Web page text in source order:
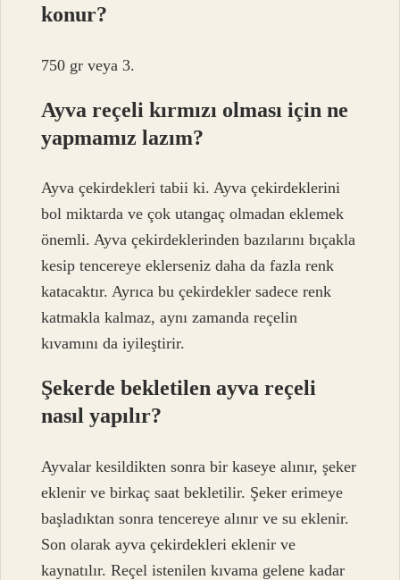
konur?
750 gr veya 3.
Ayva reçeli kırmızı olması için ne
yapmamız lazım?
Ayva çekirdekleri tabii ki. Ayva çekirdeklerini
bol miktarda ve çok utangaç olmadan eklemek
önemli. Ayva çekirdeklerinden bazılarını bıçakla
kesip tencereye eklerseniz daha da fazla renk
katacaktır. Ayrıca bu çekirdekler sadece renk
katmakla kalmaz, aynı zamanda reçelin
kıvamını da iyileştirir.
Şekerde bekletilen ayva reçeli
nasıl yapılır?
Ayvalar kesildikten sonra bir kaseye alınır, şeker
eklenir ve birkaç saat bekletilir. Şeker erimeye
başladıktan sonra tencereye alınır ve su eklenir.
Son olarak ayva çekirdekleri eklenir ve
kaynatılır. Reçel istenilen kıvama gelene kadar